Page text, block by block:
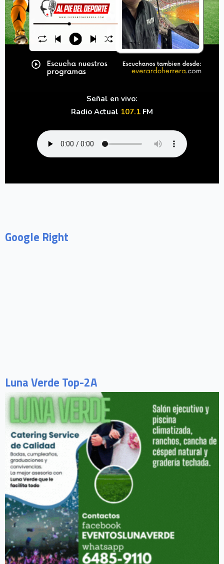
Señal en vivo:
Radio Actual 107.1 FM
Google Right
Luna Verde Top-2A